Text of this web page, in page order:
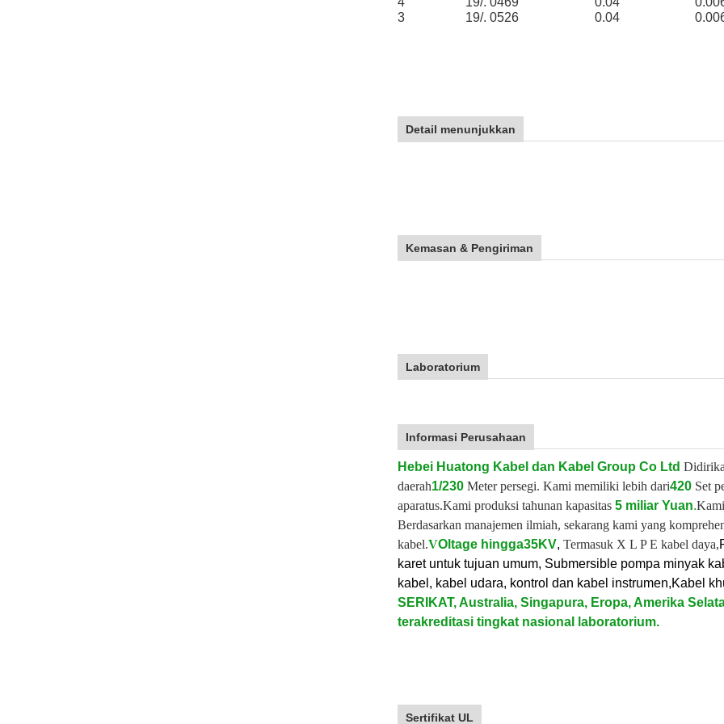
3
19/. 0526 0.04
Detail menunjukkan
Kemasan & Pengiriman
Laboratorium
Informasi Perusahaan
Hebei Huatong Kabel dan Kabel Group Co Ltd
daerah1/230 Meter persegi. Kami memiliki lebih dari420 Set
aparatus.Kami produksi tahunan kapasitas 5 miliar Yuan.
Berdasarkan manajemen ilmiah, sekarang kami yang
kabel.VOltage hingga35KV, Termasuk X L P E kabel daya,
karet untuk tujuan umum, Submersible pompa minyak
kabel, kabel udara, kontrol dan kabel instrumen,Kabel
SERIKAT, Australia, Singapura, Eropa, Amerika
terakreditasi tingkat nasional laboratorium.
Sertifikat UL